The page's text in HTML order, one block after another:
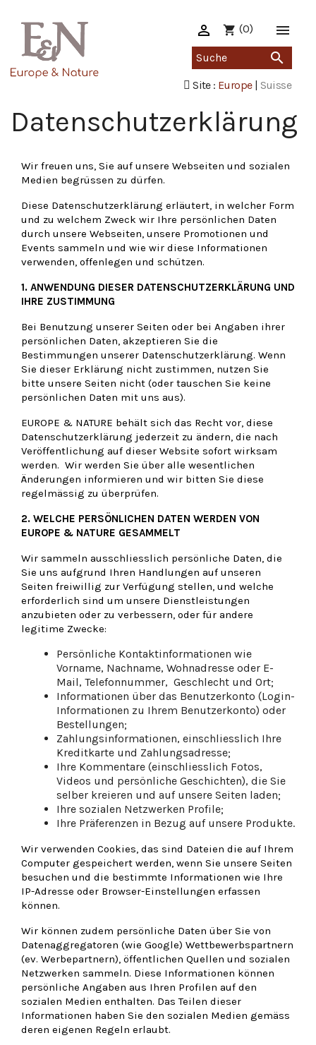

shopping_cart (0)

Site : Europe| Suisse

Datenschutzerklärung
Wir freuen uns, Sie auf unsere Webseiten und sozialen
Medien begrüssen zu dürfen.
Diese Datenschutzerklärung erläutert, in welcher Form
und zu welchem Zweck wir Ihre persönlichen Daten
durch unsere Webseiten, unsere Promotionen und
Events sammeln und wie wir diese Informationen
verwenden, offenlegen und schützen.
1. ANWENDUNG DIESER DATENSCHUTZERKLÄRUNG UND
IHRE ZUSTIMMUNG
Bei Benutzung unserer Seiten oder bei Angaben ihrer
persönlichen Daten, akzeptieren Sie die
Bestimmungen unserer Datenschutzerklärung. Wenn
Sie dieser Erklärung nicht zustimmen, nutzen Sie
bitte unsere Seiten nicht (oder tauschen Sie keine
persönlichen Daten mit uns aus).
EUROPE & NATURE behält sich das Recht vor, diese
Datenschutzerklärung jederzeit zu ändern, die nach
Veröffentlichung auf dieser Website sofort wirksam
werden. Wir werden Sie über alle wesentlichen
Änderungen informieren und wir bitten Sie diese
regelmässig zu überprüfen.
2. WELCHE PERSÖNLICHEN DATEN WERDEN VON
EUROPE & NATURE GESAMMELT
Wir sammeln ausschliesslich persönliche Daten, die
Sie uns aufgrund Ihren Handlungen auf unseren
Seiten freiwillig zur Verfügung stellen, und welche
erforderlich sind um unsere Dienstleistungen
anzubieten oder zu verbessern, oder für andere
legitime Zwecke:
Persönliche Kontaktinformationen wie
Vorname, Nachname, Wohnadresse oder E-
Mail, Telefonnummer, Geschlecht und Ort;
Informationen über das Benutzerkonto (Login-
Informationen zu Ihrem Benutzerkonto) oder
Bestellungen;
Zahlungsinformationen, einschliesslich Ihre
Kreditkarte und Zahlungsadresse;
Ihre Kommentare (einschliesslich Fotos,
Videos und persönliche Geschichten), die Sie
selber kreieren und auf unsere Seiten laden;
Ihre sozialen Netzwerken Profile;
Ihre Präferenzen in Bezug auf unsere Produkte.
Wir verwenden Cookies, das sind Dateien die auf Ihrem
Computer gespeichert werden, wenn Sie unsere Seiten
besuchen und die bestimmte Informationen wie Ihre
IP-Adresse oder Browser-Einstellungen erfassen
können.
Wir können zudem persönliche Daten über Sie von
Datenaggregatoren (wie Google) Wettbewerbspartnern
(ev. Werbepartnern), öffentlichen Quellen und sozialen
Netzwerken sammeln. Diese Informationen können
persönliche Angaben aus Ihren Profilen auf den
sozialen Medien enthalten. Das Teilen dieser
Informationen haben Sie den sozialen Medien gemäss
deren eigenen Regeln erlaubt.